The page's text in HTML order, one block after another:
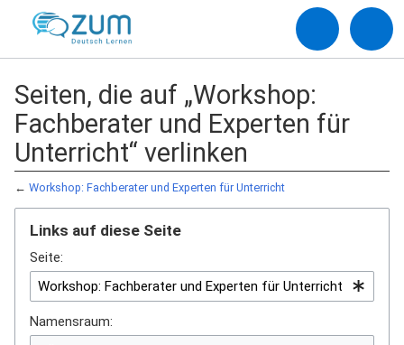
Seiten, die auf „Workshop:
Fachberater und Experten für
Unterricht“ verlinken
← Workshop: Fachberater und Experten für Unterricht
Links auf diese Seite
Seite:
Namensraum: